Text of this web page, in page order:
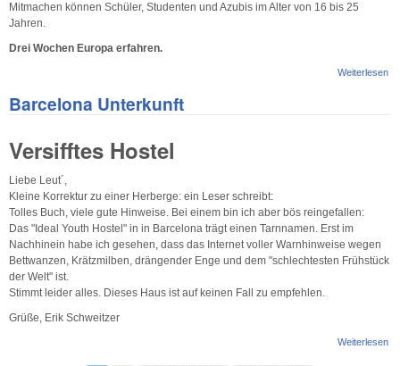
Mitmachen können Schüler, Studenten und Azubis im Alter von 16 bis 25
Jahren.
Drei Wochen Europa erfahren.
Weiterlesen
Barcelona Unterkunft
Versifftes Hostel
Liebe Leut´,
Kleine Korrektur zu einer Herberge: ein Leser schreibt:
Tolles Buch, viele gute Hinweise. Bei einem bin ich aber bös reingefallen:
Das "Ideal Youth Hostel" in in Barcelona trägt einen Tarnnamen. Erst im
Nachhinein habe ich gesehen, dass das Internet voller Warnhinweise wegen
Bettwanzen, Krätzmilben, drängender Enge und dem "schlechtesten Frühstück
der Welt" ist.
Stimmt leider alles. Dieses Haus ist auf keinen Fall zu empfehlen.
Grüße, Erik Schweitzer
Weiterlesen